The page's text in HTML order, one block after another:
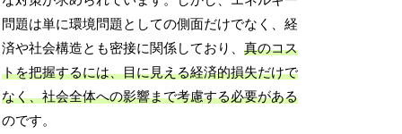
問題は単に環境問題としての側面だけでなく、経
済や社会構造とも密接に関係しており、真のコス
トを把握するには、目に見える経済的損失だけで
なく、社会全体への影響まで考慮する必要がある
のです。